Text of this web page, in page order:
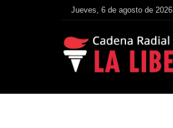
Jueves, 6 de agosto de 2026